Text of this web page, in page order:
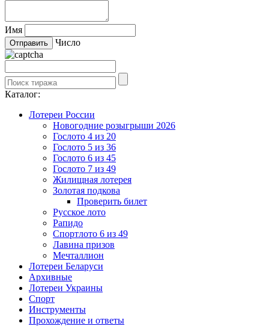
Имя
Число
Каталог:
Лотереи России
Новогодние розыгрыши 2026
Гослото 4 из 20
Гослото 5 из 36
Гослото 6 из 45
Гослото 7 из 49
Жилищная лотерея
Золотая подкова
Проверить билет
Русское лото
Рапидо
Спортлото 6 из 49
Лавина призов
Мечталлион
Лотереи Беларуси
Архивные
Лотереи Украины
Спорт
Инструменты
Прохождение и ответы